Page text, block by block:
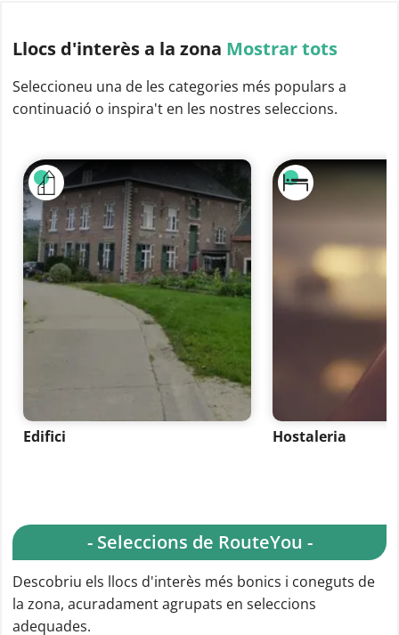
Llocs d'interèsa la zona Mostrar tots
Seleccioneu una de les categories més populars a
continuació o inspira't en les nostres seleccions.
Edifici Hostaleria
- Seleccions de RouteYou -
Descobriu els llocs d'interès més bonics i coneguts de
la zona, acuradament agrupats en seleccions
adequades.